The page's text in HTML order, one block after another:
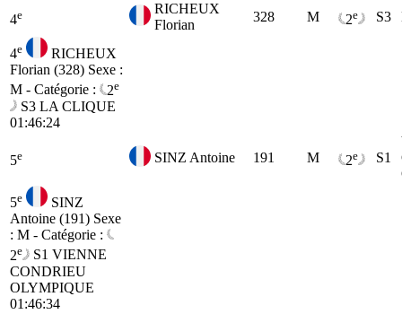
4e
RICHEUX
Florian
328 M 2e S3
4e
RICHEUX
Florian (328) Sexe :
M - Catégorie :
2e
S3 LA CLIQUE
01:46:24
5e SINZ Antoine 191 M 2e S1
5e
SINZ
Antoine (191) Sexe
: M - Catégorie :
2e S1 VIENNE
CONDRIEU
OLYMPIQUE
01:46:34